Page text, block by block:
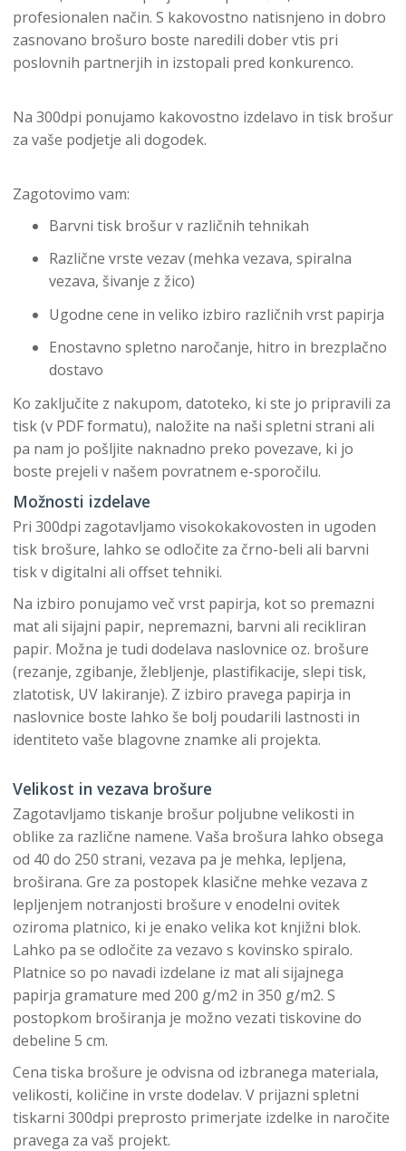
profesionalen način. S kakovostno natisnjeno in dobro
zasnovano brošuro boste naredili dober vtis pri
poslovnih partnerjih in izstopali pred konkurenco.
Na 300dpi ponujamo kakovostno izdelavo in tisk brošur
za vaše podjetje ali dogodek.
Zagotovimo vam:
Barvni tisk brošur v različnih tehnikah
Različne vrste vezav (mehka vezava, spiralna
vezava, šivanje z žico)
Ugodne cene in veliko izbiro različnih vrst papirja
Enostavno spletno naročanje, hitro in brezplačno
dostavo
Ko zaključite z nakupom, datoteko, ki ste jo pripravili za
tisk (v PDF formatu), naložite na naši spletni strani ali
pa nam jo pošljite naknadno preko povezave, ki jo
boste prejeli v našem povratnem e-sporočilu.
Možnosti izdelave
Pri 300dpi zagotavljamo visokokakovosten in ugoden
tisk brošure, lahko se odločite za črno-beli ali barvni
tisk v digitalni ali offset tehniki.
Na izbiro ponujamo več vrst papirja, kot so premazni
mat ali sijajni papir, nepremazni, barvni ali recikliran
papir. Možna je tudi dodelava naslovnice oz. brošure
(rezanje, zgibanje, žlebljenje, plastifikacije, slepi tisk,
zlatotisk, UV lakiranje). Z izbiro pravega papirja in
naslovnice boste lahko še bolj poudarili lastnosti in
identiteto vaše blagovne znamke ali projekta.
Velikost in vezava brošure
Zagotavljamo tiskanje brošur poljubne velikosti in
oblike za različne namene. Vaša brošura lahko obsega
od 40 do 250 strani, vezava pa je mehka, lepljena,
broširana. Gre za postopek klasične mehke vezava z
lepljenjem notranjosti brošure v enodelni ovitek
oziroma platnico, ki je enako velika kot knjižni blok.
Lahko pa se odločite za vezavo s kovinsko spiralo.
Platnice so po navadi izdelane iz mat ali sijajnega
papirja gramature med 200 g/m2 in 350 g/m2. S
postopkom broširanja je možno vezati tiskovine do
debeline 5 cm.
Cena tiska brošure je odvisna od izbranega materiala,
velikosti, količine in vrste dodelav. V prijazni spletni
tiskarni 300dpi preprosto primerjate izdelke in naročite
pravega za vaš projekt.